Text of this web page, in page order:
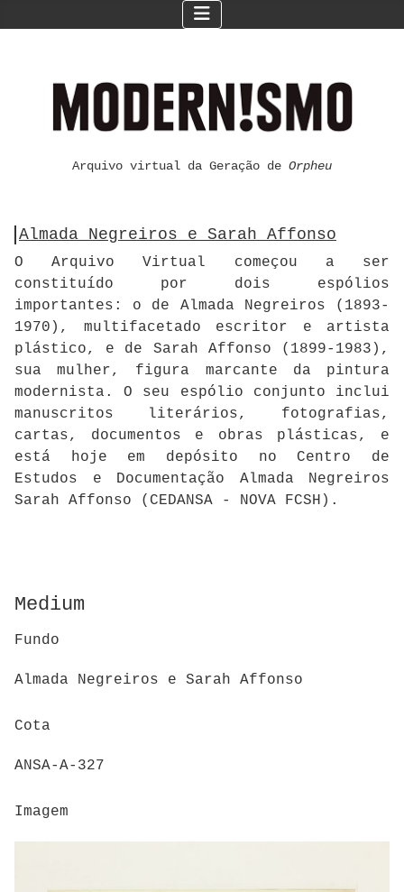
Arquivo virtual da Geração de Orpheu
Almada Negreiros e Sarah Affonso
O Arquivo Virtual começou a ser
constituído por dois espólios
importantes: o de Almada Negreiros (1893-
1970), multifacetado escritor e artista
plástico, e de Sarah Affonso (1899-1983),
sua mulher, figura marcante da pintura
modernista. O seu espólio conjunto inclui
manuscritos literários, fotografias,
cartas, documentos e obras plásticas, e
está hoje em depósito no Centro de
Estudos e Documentação Almada Negreiros
Sarah Affonso (CEDANSA - NOVA FCSH).
Medium
Fundo
Almada Negreiros e Sarah Affonso
Cota
ANSA-A-327
Imagem